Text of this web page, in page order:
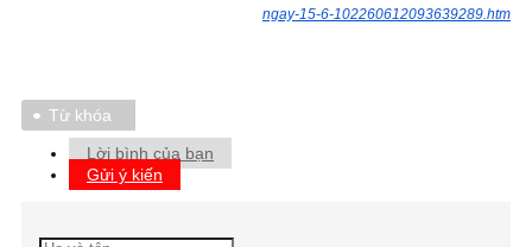
ngay-15-6-102260612093639289.htm
Từ khóa
Lời bình của bạn
Gửi ý kiến